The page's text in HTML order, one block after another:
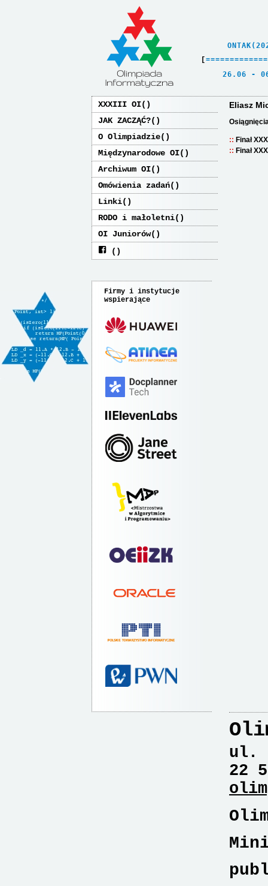
[ =============
26.06
XXXIII OI
JAK ZACZĄĆ?
O Olimpiadzie
Międzynarodowe OI
Archiwum OI
Omówienia zadań
Linki
RODO i małoletni
OI Juniorów
Firmy i instytucje
wspierające
Eliasz
Finał
Finał
ul.
22